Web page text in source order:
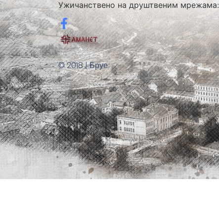
Ужичанствено на друштвеним мрежама:
© 2018 | Бруе